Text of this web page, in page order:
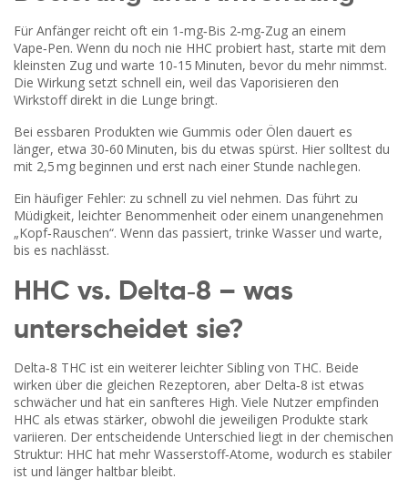
Für Anfänger reicht oft ein 1‑mg‑Bis 2‑mg‑Zug an einem
Vape‑Pen. Wenn du noch nie HHC probiert hast, starte mit dem
kleinsten Zug und warte 10‑15 Minuten, bevor du mehr nimmst.
Die Wirkung setzt schnell ein, weil das Vaporisieren den
Wirkstoff direkt in die Lunge bringt.
Bei essbaren Produkten wie Gummis oder Ölen dauert es
länger, etwa 30‑60 Minuten, bis du etwas spürst. Hier solltest du
mit 2,5 mg beginnen und erst nach einer Stunde nachlegen.
Ein häufiger Fehler: zu schnell zu viel nehmen. Das führt zu
Müdigkeit, leichter Benommenheit oder einem unangenehmen
„Kopf‑Rauschen“. Wenn das passiert, trinke Wasser und warte,
bis es nachlässt.
HHC vs. Delta‑8 – was
unterscheidet sie?
Delta‑8 THC ist ein weiterer leichter Sibling von THC. Beide
wirken über die gleichen Rezeptoren, aber Delta‑8 ist etwas
schwächer und hat ein sanfteres High. Viele Nutzer empfinden
HHC als etwas stärker, obwohl die jeweiligen Produkte stark
variieren. Der entscheidende Unterschied liegt in der chemischen
Struktur: HHC hat mehr Wasserstoff‑Atome, wodurch es stabiler
ist und länger haltbar bleibt.